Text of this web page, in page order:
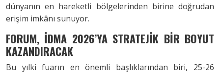
dünyanın en hareketli bölgelerinden birine doğrudan
erişim imkânı sunuyor.
FORUM, İDMA 2026’YA STRATEJİK BİR BOYUT
KAZANDIRACAK
Bu yılki fuarın en önemli başlıklarından biri, 25-26